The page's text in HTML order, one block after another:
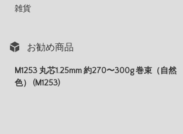
雑貨
お勧め商品
M1253 丸芯1.25mm 約270〜300g 巻束（自然
色） (M1253)